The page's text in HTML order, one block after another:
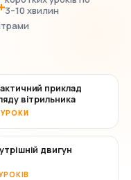
3–10 хвилин
приклад
вітрильника
УРОКИ
двигун